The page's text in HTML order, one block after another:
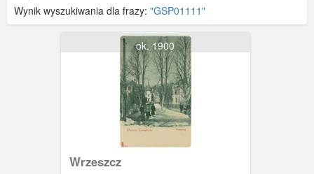
Wynik wyszukiwania dla frazy: "GSP01111"
ok. 1900
Wrzeszcz